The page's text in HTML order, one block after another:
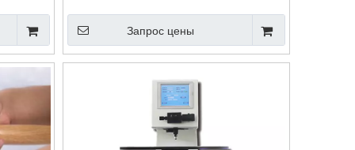
ISO
твердомер по Бринеллю ASTM E10
Метод испытания металла eBRI-
3000MTS
Запрос цены